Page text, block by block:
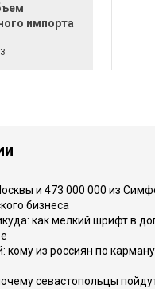
импорта
и 473 000 000 из
бизнеса
как мелкий шрифт в
кому из россиян по
севастопольцы